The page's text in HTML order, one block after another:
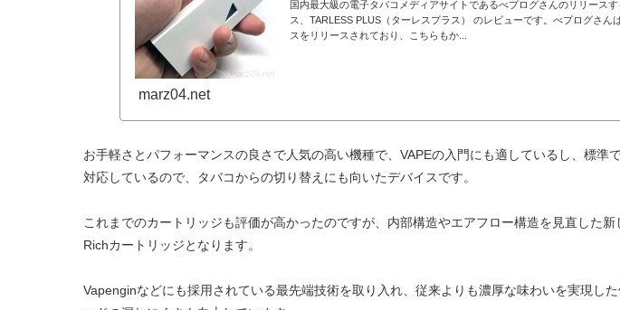
国内最大級の電子タバコメディアサイトであるべプログさんのリリース
ス、TARLESS PLUS（ターレスプラス） のレビューです。べプログさん
スをリリースされており、こちらもか...
marz04.net
お手軽さとパフォーマンスの良さで人気の高い機種で、VAPEの入門にも適しているし、標準
対応しているので、タバコからの切り替えにも向いたデバイスです。
これまでのカートリッジも評価が高かったのですが、内部構造やエアフロー構造を見直した
Richカートリッジとなります。
Vapenginなどにも採用されている最先端技術を取り入れ、従来よりも濃厚な味わいを実現し